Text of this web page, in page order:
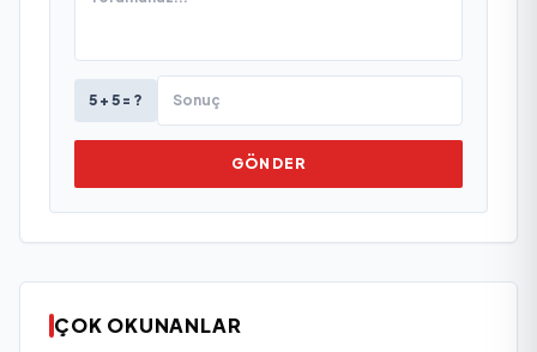
5 + 5 = ?
GÖNDER
ÇOK OKUNANLAR